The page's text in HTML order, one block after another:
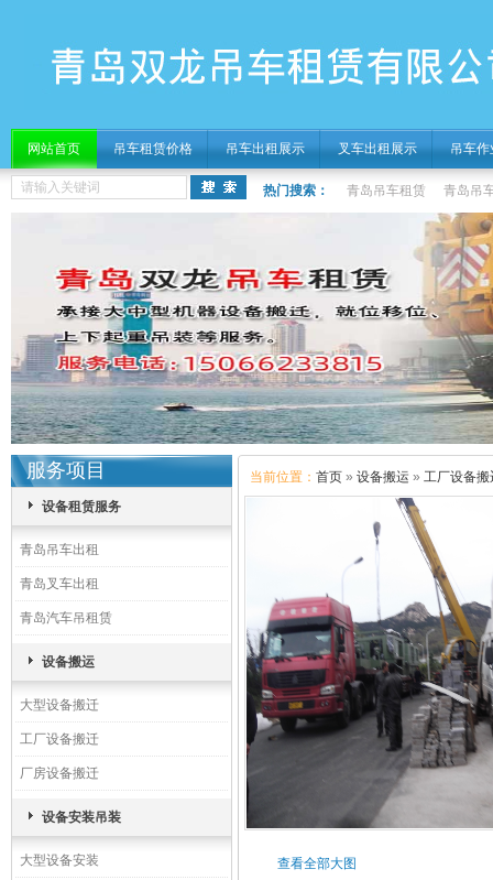
网站首页 吊车租赁价格 吊车出租展示 叉车出租展示 吊车作
热门搜索： 青岛吊车租赁 青岛吊
服务项目
设备租赁服务
青岛吊车出租
青岛叉车出租
青岛汽车吊租赁
设备搬运
大型设备搬迁
工厂设备搬迁
厂房设备搬迁
设备安装吊装
大型设备安装
当前位置： 首页 » 设备搬运 » 工厂设备搬
查看全部大图